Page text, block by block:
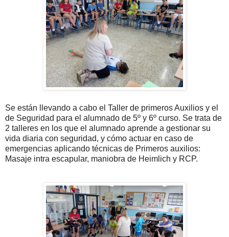
Se están llevando a cabo el Taller de primeros Auxilios y el
de Seguridad para el alumnado de 5º y 6º curso. Se trata de
2 talleres en los que el alumnado aprende a gestionar su
vida diaria con seguridad, y cómo actuar en caso de
emergencias aplicando técnicas de Primeros auxilios:
Masaje intra escapular, maniobra de Heimlich y RCP.